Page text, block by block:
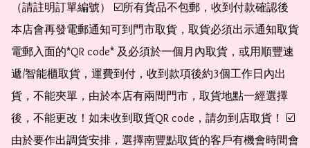
（請註明訂單編號） ☑️所有貨品不包郵，收到付款確認後
本店會再發電郵通知可到門市取貨，取貨必須出示通知取貨
電郵入面的*QR code* 及必須於一個月內取貨，或用順豐速
遞/智能櫃取貨，運費到付，收到款項後約3個工作日內出
貨，不能夾單，由於本店有兩間門市，取貨地點一經選擇
後，不能更改！如未收到取貨QR code，請勿到店取貨！ ☑️
由於要作出調貨安排，選擇南豐點取貨的客戶有機會時間會